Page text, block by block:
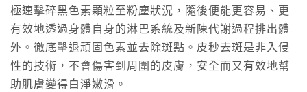
極速擊碎黑色素顆粒至粉塵狀況，隨後便能更容易、更
有效地透過身體自身的淋巴系統及新陳代謝過程排出體
外。徹底擊退頑固色素並去除斑點。皮秒去斑是非入侵
性的技術，不會傷害到周圍的皮膚，安全而又有效地幫
助肌膚變得白淨嫩滑。